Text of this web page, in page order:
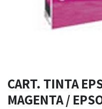
CART. TINTA
MAGENTA /